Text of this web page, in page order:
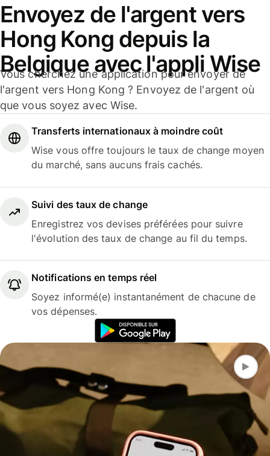
Envoyez de l'argent vers
Hong Kong depuis la
Belgique avec l'appli Wise
Vous cherchez une application pour envoyer de
l'argent vers Hong Kong ? Envoyez de l'argent où
que vous soyez avec Wise.
Transferts internationaux à moindre coût
Wise vous offre toujours le taux de change moyen
du marché, sans aucuns frais cachés.
Suivi des taux de change
Enregistrez vos devises préférées pour suivre
l'évolution des taux de change au fil du temps.
Notifications en temps réel
Soyez informé(e) instantanément de chacune de
vos dépenses.